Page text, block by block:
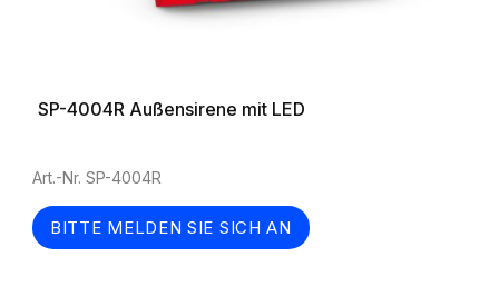
SP-4004R Außensirene mit LED
Art.-Nr. SP-4004R
BITTE MELDEN SIE SICH AN